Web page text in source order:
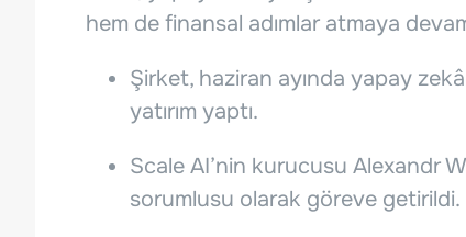
hem de finansal adımlar atmaya
Şirket, haziran ayında yapay
yatırım yaptı.
Scale AI’nin kurucusu Alexandr
sorumlusu olarak göreve getirildi.